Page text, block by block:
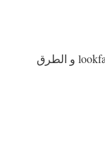
سوف نقوم بشرح خطوات الدفع علي lookfantastic و الطرق